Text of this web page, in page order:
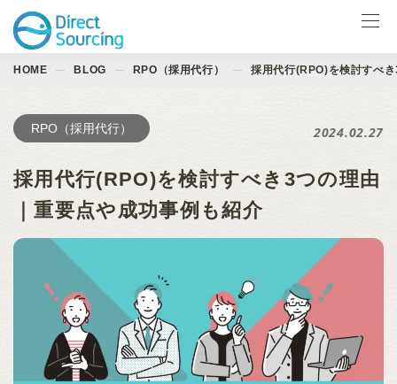
サービス一覧
LinkedIn製品
お役立ち資料
イベント
ブログ
会社情報
お問合せ ↗
HOME BLOG RPO（採用代行） 採用代行(RPO)を検討すべ
RPO（採用代行） 2024.02.27
採用代行(RPO)を検討すべき3つの理由
｜重要点や成功事例も紹介